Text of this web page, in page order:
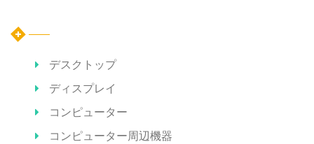
デスクトップ
ディスプレイ
コンピューター
コンピューター周辺機器